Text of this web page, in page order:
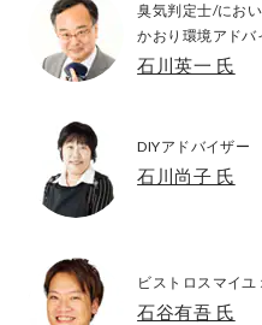
臭気判定士/におい
かおり環境アドバ
石川英一 氏
DIYアドバイザー
石川尚子 氏
ビストロスマイユ
石谷有吾 氏